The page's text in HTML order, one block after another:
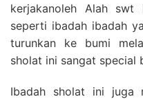
kerjakanoleh Alah
seperti ibadah ibadah
turunkan ke bumi
sholat ini sangat special
Ibadah sholat ini juga